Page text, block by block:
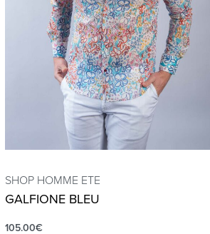
SHOP HOMME ETE
GALFIONE BLEU
105.00€